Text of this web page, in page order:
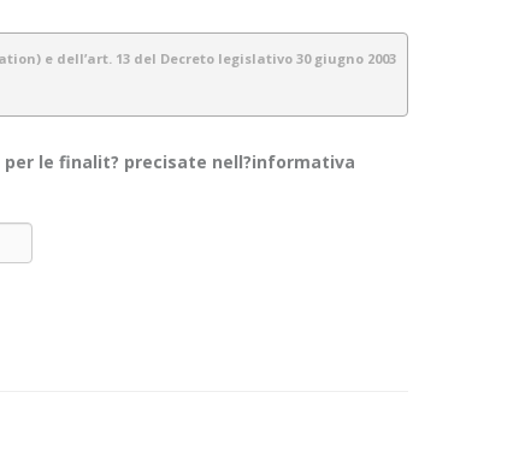
e dell’art. 13 del Decreto legislativo 30 giugno 2003
informazioni che il sito raccoglie e su come le usa.
le finalit? precisate nell?informativa